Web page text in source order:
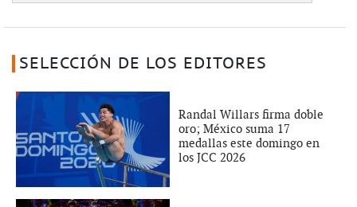
SELECCIÓN DE LOS EDITORES
Randal Willars firma doble
oro; México suma 17
medallas este domingo en
los JCC 2026